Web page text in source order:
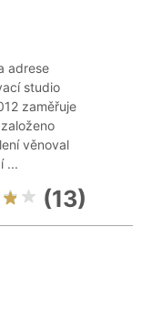
adrese
studio
zaměřuje
věnoval
...
(13)